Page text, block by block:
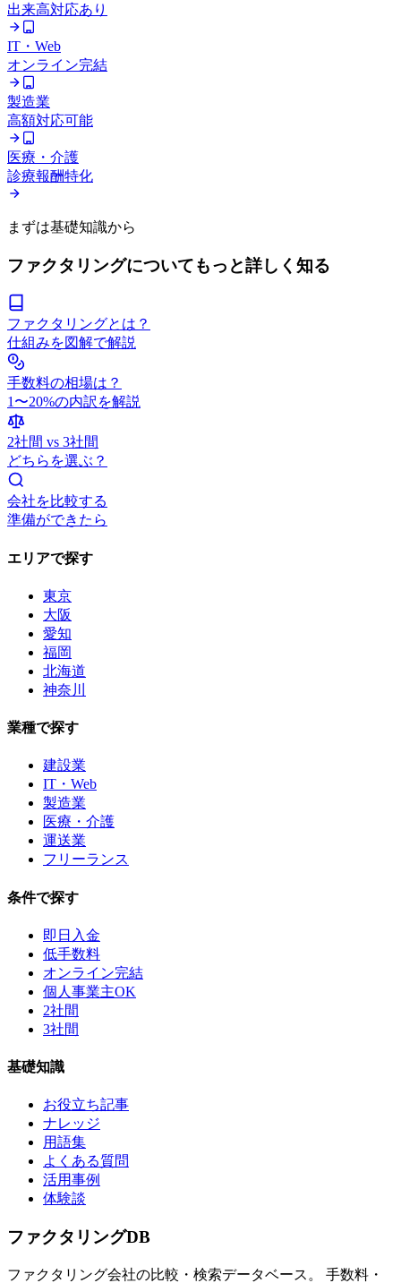
出来高対応あり
IT・Web
オンライン完結
製造業
高額対応可能
医療・介護
診療報酬特化
まずは基礎知識から
ファクタリングについてもっと詳しく知る
ファクタリングとは？
仕組みを図解で解説
手数料の相場は？
1〜20%の内訳を解説
2社間 vs 3社間
どちらを選ぶ？
会社を比較する
準備ができたら
エリアで探す
東京
大阪
愛知
福岡
北海道
神奈川
業種で探す
建設業
IT・Web
製造業
医療・介護
運送業
フリーランス
条件で探す
即日入金
低手数料
オンライン完結
個人事業主OK
2社間
3社間
基礎知識
お役立ち記事
ナレッジ
用語集
よくある質問
活用事例
体験談
ファクタリングDB
ファクタリング会社の比較・検索データベース。 手数料・